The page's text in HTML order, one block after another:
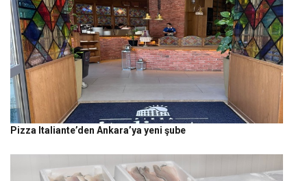
Pizza Italiante’den Ankara’ya yeni şube